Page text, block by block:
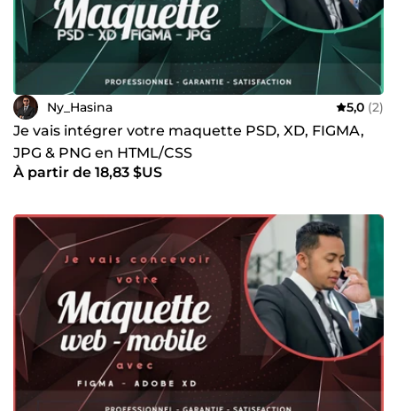
proche de 100 % sur ComeUp. Fiabilité : respect des délais,
qualité du travail, suivi après livraison. Si vous cherchez un
développeur qui comprend vos enjeux et qui sait les
transformer en solutions digitales efficaces, je suis le bon
partenaire technique pour vos projets.
Ny_Hasina 5,0 (2)
Je vais intégrer votre maquette PSD, XD, FIGMA,
JPG & PNG en HTML/CSS
À partir de 18,83 $US